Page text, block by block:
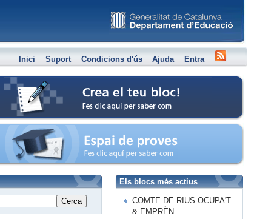
Inici Suport Condicions d'ús Ajuda Entra
Crea el teu bloc
Espai de proves
Cerca
Els blocs més actius
COMTE DE RIUS OCUPA'T
& EMPRÈN